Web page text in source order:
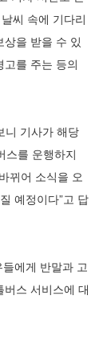
씨 속에 기다리
을 받을 수 있
를 주는 등의
니 기사가 해당
스를 운행하지
뀌어 소식을 오
예정이다”고 답
에게 반말과 고
스 서비스에 대